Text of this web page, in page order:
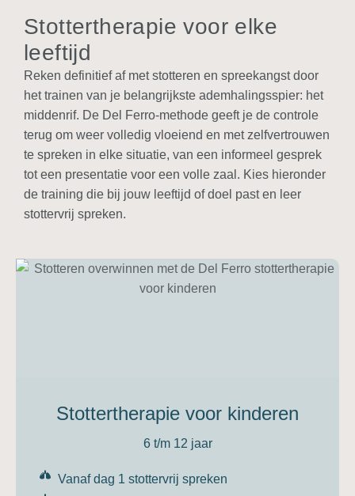
Stottertherapie voor elke
leeftijd
Reken definitief af met stotteren en spreekangst door
het trainen van je belangrijkste ademhalingsspier: het
middenrif. De Del Ferro-methode geeft je de controle
terug om weer volledig vloeiend en met zelfvertrouwen
te spreken in elke situatie, van een informeel gesprek
tot een presentatie voor een volle zaal. Kies hieronder
de training die bij jouw leeftijd of doel past en leer
stottervrij spreken.
Stottertherapie voor kinderen
6 t/m 12 jaar
Vanaf dag 1 stottervrij spreken